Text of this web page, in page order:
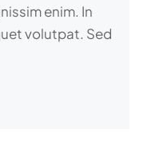
enim. In
volutpat. Sed